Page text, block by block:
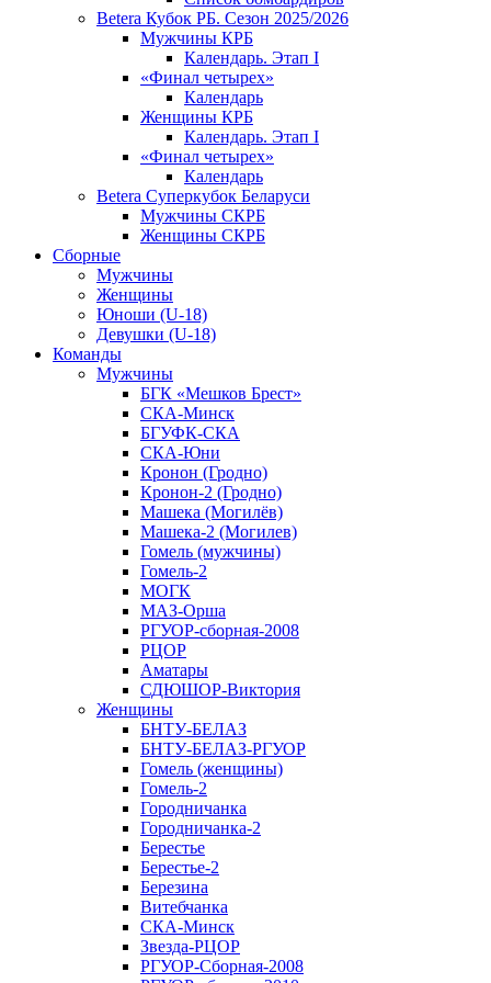
Betera Кубок РБ. Сезон 2025/2026
Мужчины КРБ
Календарь. Этап I
«Финал четырех»
Календарь
Женщины КРБ
Календарь. Этап I
«Финал четырех»
Календарь
Betera Суперкубок Беларуси
Мужчины СКРБ
Женщины СКРБ
Сборные
Мужчины
Женщины
Юноши (U-18)
Девушки (U-18)
Команды
Мужчины
БГК «Мешков Брест»
СКА-Минск
БГУФК-СКА
СКА-Юни
Кронон (Гродно)
Кронон-2 (Гродно)
Машека (Могилёв)
Машека-2 (Могилев)
Гомель (мужчины)
Гомель-2
МОГК
МАЗ-Орша
РГУОР-сборная-2008
РЦОР
Аматары
СДЮШОР-Виктория
Женщины
БНТУ-БЕЛАЗ
БНТУ-БЕЛАЗ-РГУОР
Гомель (женщины)
Гомель-2
Городничанка
Городничанка-2
Берестье
Берестье-2
Березина
Витебчанка
СКА-Минск
Звезда-РЦОР
РГУОР-Сборная-2008